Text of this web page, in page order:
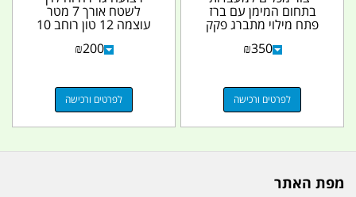
בתחום המימן עם ברז
פתח מילוי מתברג פקק
עם נשם חד כיווני...
₪350
לפרטים ורכישה
לשטח אורך 7 מטר
עוצמה 12 טון רוחב 10
סמ' אלסטית (קינטית)...
₪200
לפרטים ורכישה
מפת האתר